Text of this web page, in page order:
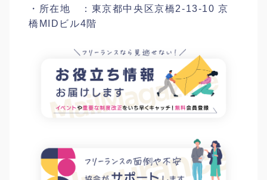
・所在地 ：東京都中央区京橋2-13-10 京
橋MIDビル4階